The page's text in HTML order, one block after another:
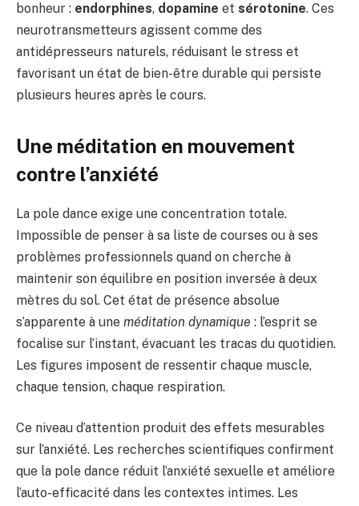
bonheur : endorphines, dopamine et sérotonine. Ces
neurotransmetteurs agissent comme des
antidépresseurs naturels, réduisant le stress et
favorisant un état de bien-être durable qui persiste
plusieurs heures après le cours.
Une méditation en mouvement
contre l’anxiété
La pole dance exige une concentration totale.
Impossible de penser à sa liste de courses ou à ses
problèmes professionnels quand on cherche à
maintenir son équilibre en position inversée à deux
mètres du sol. Cet état de présence absolue
s’apparente à une méditation dynamique : l’esprit se
focalise sur l’instant, évacuant les tracas du quotidien.
Les figures imposent de ressentir chaque muscle,
chaque tension, chaque respiration.
Ce niveau d’attention produit des effets mesurables
sur l’anxiété. Les recherches scientifiques confirment
que la pole dance réduit l’anxiété sexuelle et améliore
l’auto-efficacité dans les contextes intimes. Les